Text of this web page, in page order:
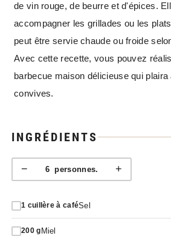
de vin rouge, de beurre et d'épices.
accompagner les grillades ou les
peut être servie chaude ou froide
Avec cette recette, vous pouvez
barbecue maison délicieuse qui
convives.
INGRÉDIENTS
− 6personnes. +
1 cuillère à caféSel
200 gMiel